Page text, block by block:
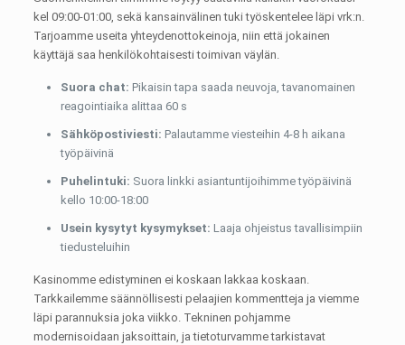
kel 09:00-01:00, sekä kansainvälinen tuki työskentelee läpi vrk:n.
Tarjoamme useita yhteydenottokeinoja, niin että jokainen
käyttäjä saa henkilökohtaisesti toimivan väylän.
Suora chat: Pikaisin tapa saada neuvoja, tavanomainen
reagointiaika alittaa 60 s
Sähköpostiviesti: Palautamme viesteihin 4-8 h aikana
työpäivinä
Puhelintuki: Suora linkki asiantuntijoihimme työpäivinä
kello 10:00-18:00
Usein kysytyt kysymykset: Laaja ohjeistus tavallisimpiin
tiedusteluihin
Kasinomme edistyminen ei koskaan lakkaa koskaan.
Tarkkailemme säännöllisesti pelaajien kommentteja ja viemme
läpi parannuksia joka viikko. Tekninen pohjamme
modernisoidaan jaksoittain, ja tietoturvamme tarkistavat